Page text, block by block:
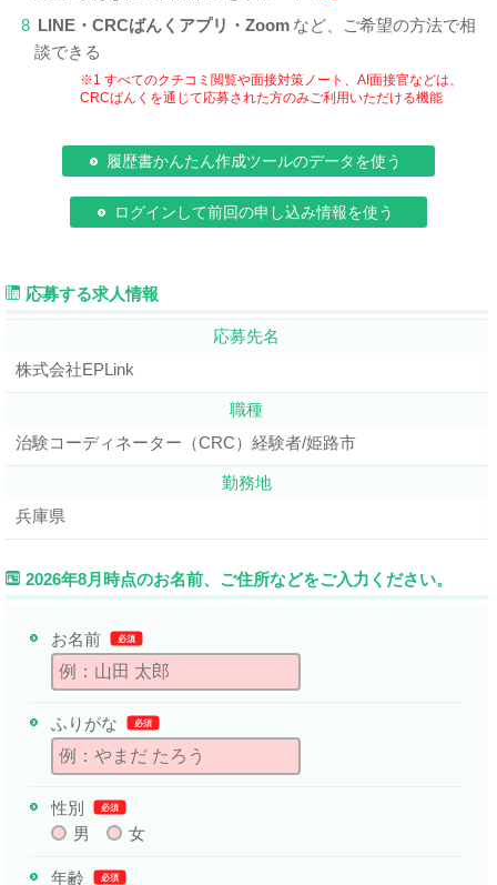
8 LINE・CRCばんくアプリ・Zoom など、ご希望の方法で相
談できる
※1 すべてのクチコミ閲覧や面接対策ノート、AI面接官などは、
CRCばんくを通じて応募された方のみご利用いただける機能
履歴書かんたん作成ツールのデータを使う
ログインして前回の申し込み情報を使う
応募する求人情報
応募先名
株式会社EPLink
職種
治験コーディネーター（CRC）経験者/姫路市
勤務地
兵庫県
2026年8月時点のお名前、ご住所などをご入力ください。
お名前 必須
ふりがな 必須
性別 必須
男 女
年齢 必須